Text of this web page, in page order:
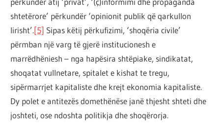
shtetërore’ përkundër ‘opinionit publik që qarkullon
lirisht’.[5] Sipas këtij përkufizimi, ‘shoqëria civile’
përmban një varg të gjerë institucionesh e
marrëdhëniesh – nga hapësira shtëpiake, sindikatat,
shoqatat vullnetare, spitalet e kishat te tregu,
sipërmarrjet kapitaliste dhe krejt ekonomia kapitaliste.
Dy polet e antitezës domethënëse janë thjesht shteti dhe
joshteti, ose ndoshta politikja dhe shoqërorja.